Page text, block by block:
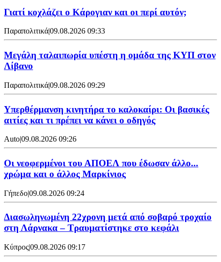
Γιατί κοχλάζει ο Κάρογιαν και οι περί αυτόν;
Παραπολιτικά|09.08.2026 09:33
Μεγάλη ταλαιπωρία υπέστη η ομάδα της ΚΥΠ στον
Λίβανο
Παραπολιτικά|09.08.2026 09:29
Υπερθέρμανση κινητήρα το καλοκαίρι: Οι βασικές
αιτίες και τι πρέπει να κάνει ο οδηγός
Auto|09.08.2026 09:26
Οι νεοφερμένοι του ΑΠΟΕΛ που έδωσαν άλλο...
χρώμα και ο άλλος Μαρκίνιος
Γήπεδο|09.08.2026 09:24
Διασωληνωμένη 22χρονη μετά από σοβαρό τροχαίο
στη Λάρνακα – Τραυματίστηκε στο κεφάλι
Κύπρος|09.08.2026 09:17